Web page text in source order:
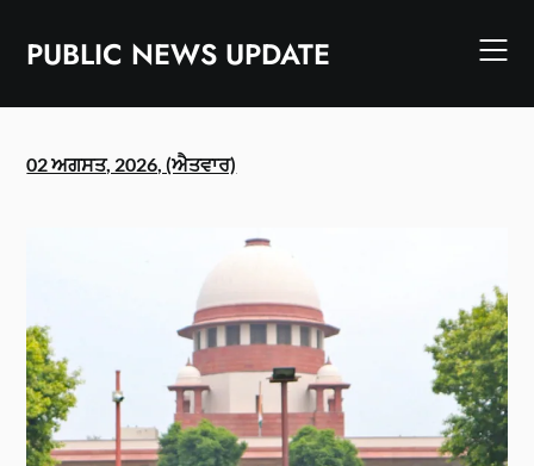
contentPUBLIC NEWS UPDATE
02 ਅਗਸਤ, 2026, (ਐਤਵਾਰ)